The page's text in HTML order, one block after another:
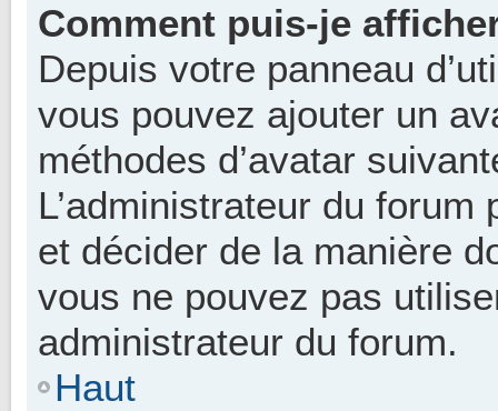
Comment puis-je
Depuis votre panneau
vous pouvez ajouter un
méthodes d’avatar
L’administrateur du
et décider de la manière
vous ne pouvez pas
administrateur du forum.
Haut